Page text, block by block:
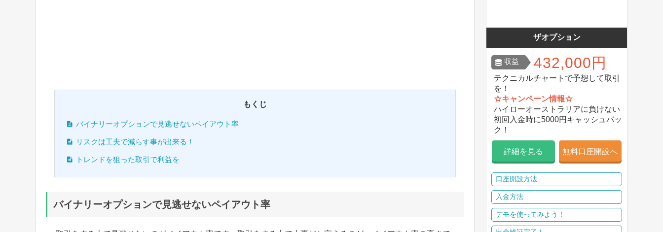
もくじ
バイナリーオプションで見逃せないペイアウト率
リスクは工夫で減らす事が出来る！
トレンドを狙った取引で利益を
バイナリーオプションで見逃せないペイアウト率
ザオプション
収益 432,000円
テクニカルチャートで予想して取引
を！
☆キャンペーン情報☆
ハイローオーストラリアに負けない
初回入金時に5000円キャッシュバッ
ク！
詳細を見る 無料口座開設へ
口座開設方法
入金方法
デモを使ってみよう！